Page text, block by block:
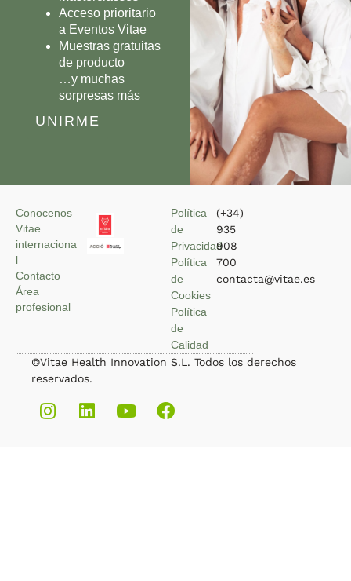
Acceso prioritario
a Eventos Vitae
Muestras gratuitas
de producto
…y muchas
sorpresas más
UNIRME
Conocenos
Vitae
internaciona
l
Contacto
Área
profesional
Política
de
Privacidad
Política
de
Cookies
Política
de
Calidad
(+34)
935
908
700
contacta@vitae.es
©Vitae Health Innovation S.L. Todos los derechos
reservados.